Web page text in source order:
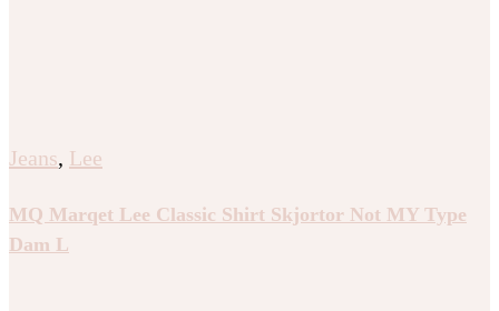
Jeans, Lee
MQ Marqet Lee Classic Shirt Skjortor Not MY Type
Dam L